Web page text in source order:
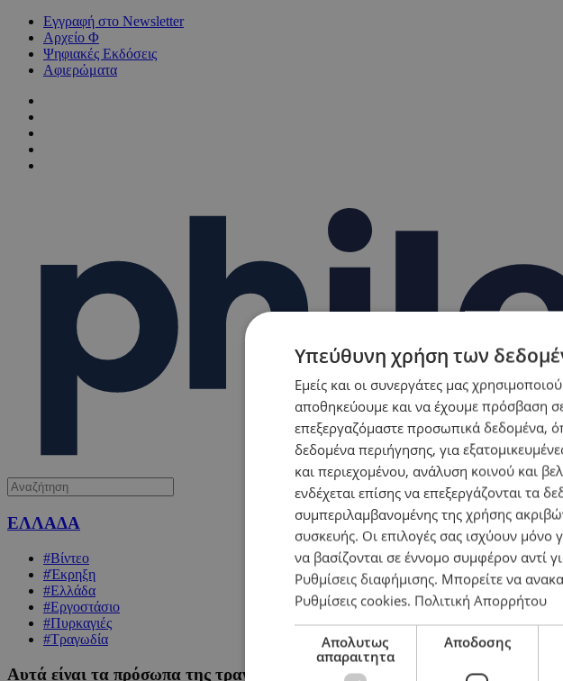
Εγγραφή στο Newsletter
Αρχείο Φ
Ψηφιακές Εκδόσεις
Αφιερώματα
ΕΛΛΑΔΑ
#Βίντεο
#Έκρηξη
#Ελλάδα
#Εργοστάσιο
#Πυρκαγιές
#Τραγωδία
Αυτά είναι τα πρόσωπα της τραγωδίας στη Βιολάντα: Θρήνος για την
Υπεύθυνη χρήση των
Εμείς και οι συνεργάτες μας
αποθηκεύουμε και να έχουμε πρόσβαση
επεξεργαζόμαστε προσωπικά δεδομένα,
δεδομένα περιήγησης, για
και περιεχομένου, ανάλυση κοινού και
ενδέχεται επίσης να επεξεργάζονται τα
συμπεριλαμβανομένης της χρήσης
συσκευής. Οι επιλογές σας ισχύουν μόνο
να βασίζονται σε έννομο συμφέρον αντί
Ρυθμίσεις διαφήμισης. Μπορείτε να
Ρυθμίσεις cookies. Πολιτική Απορρήτου
Απολυτως
απαραιτητα
Αποδοσης